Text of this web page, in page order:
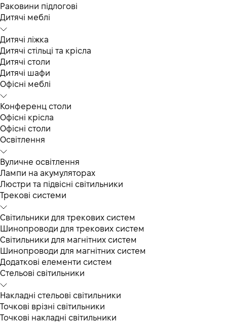
Раковини підлогові
Дитячі меблі
Дитячі ліжка
Дитячі стільці та крісла
Дитячі столи
Дитячі шафи
Офісні меблі
Конференц столи
Офісні крісла
Офісні столи
Освітлення
Вуличне освітлення
Лампи на акумуляторах
Люстри та підвісні світильники
Трекові системи
Світильники для трекових систем
Шинопроводи для трекових систем
Світильники для магнітних систем
Шинопроводи для магнітних систем
Додаткові елементи систем
Cтельові світильники
Накладні стельові світильники
Точкові врізні світильники
Точкові накладні світильники